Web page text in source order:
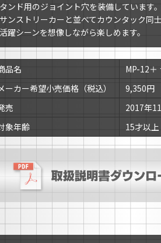
タンド用のジョイント穴を装備しています。
サンストリーカーと並べてカウンタック同
活躍シーンを想像しながら楽しめます。
品名
MP-12＋
ーカー希望小売価格（税込）
9,350円
売
2017年
象年齢
15才以上